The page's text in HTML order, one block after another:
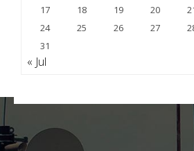
17
18 19 20
24
25 26 27
31
« Jul